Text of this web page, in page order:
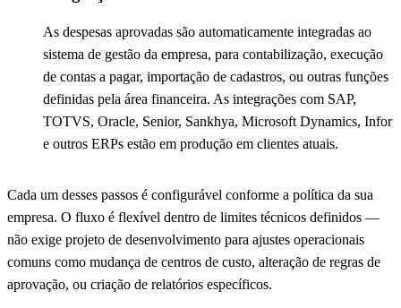
As despesas aprovadas são automaticamente integradas ao
sistema de gestão da empresa, para contabilização, execução
de contas a pagar, importação de cadastros, ou outras funções
definidas pela área financeira. As integrações com SAP,
TOTVS, Oracle, Senior, Sankhya, Microsoft Dynamics, Infor
e outros ERPs estão em produção em clientes atuais.
Cada um desses passos é configurável conforme a política da sua
empresa. O fluxo é flexível dentro de limites técnicos definidos —
não exige projeto de desenvolvimento para ajustes operacionais
comuns como mudança de centros de custo, alteração de regras de
aprovação, ou criação de relatórios específicos.